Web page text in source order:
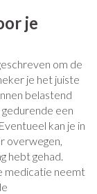
je
om de
je het juiste
belastend
een
kan je in
overwegen,
hebt gehad.
medicatie neemt